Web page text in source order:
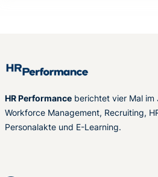
HR Performance berichtet vier Mal im
Workforce Management, Recruiting,
Personalakte und E-Learning.